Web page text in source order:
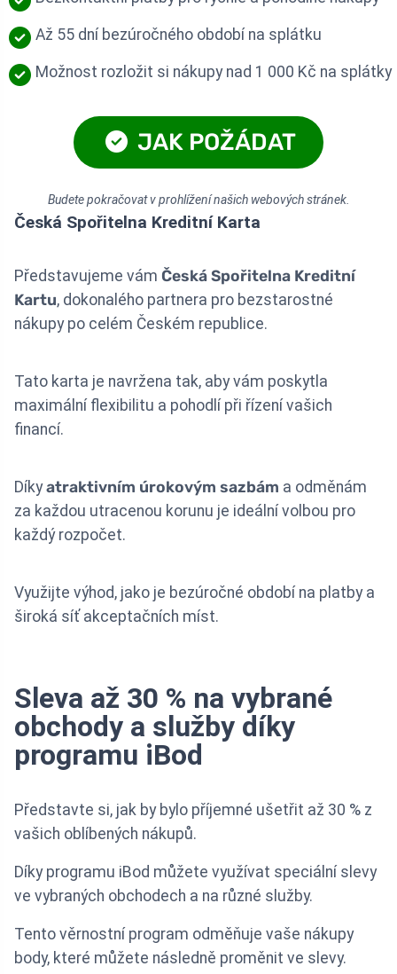
Až 55 dní bezúročného období na splátku
Možnost rozložit si nákupy nad 1 000 Kč na splátky
JAK POŽÁDAT
Budete pokračovat v prohlížení našich webových stránek.
Česká Spořitelna Kreditní Karta
Představujeme vám Česká Spořitelna Kreditní
Kartu, dokonalého partnera pro bezstarostné
nákupy po celém Českém republice.
Tato karta je navržena tak, aby vám poskytla
maximální flexibilitu a pohodlí při řízení vašich
financí.
Díkyatraktivním úrokovým sazbám a odměnám
za každou utracenou korunu je ideální volbou pro
každý rozpočet.
Využijte výhod, jako je bezúročné období na platby a
široká síť akceptačních míst.
Sleva až 30 % na vybrané
obchody a služby díky
programu iBod
Představte si, jak by bylo příjemné ušetřit až 30 % z
vašich oblíbených nákupů.
Díky programu iBod můžete využívat speciální slevy
ve vybraných obchodech a na různé služby.
Tento věrnostní program odměňuje vaše nákupy
body, které můžete následně proměnit ve slevy.